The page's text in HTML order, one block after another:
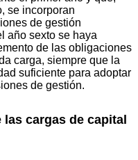
se incorporan
de gestión
año sexto se haya
de las obligaciones
carga, siempre que la
suficiente para adoptar
de gestión.
cargas de capital